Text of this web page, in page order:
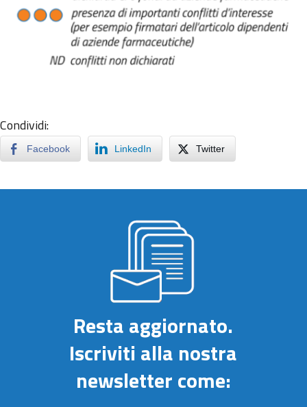
Condividi:
Facebook LinkedIn Twitter
Resta aggiornato.
Iscriviti alla nostra
newsletter come: